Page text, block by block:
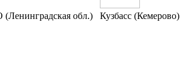
обл.) Кузбасс (Кемерово)